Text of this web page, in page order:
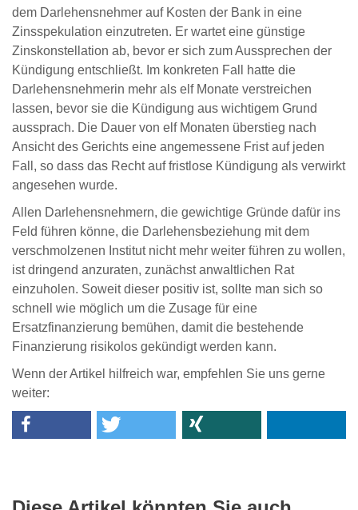
dem Darlehensnehmer auf Kosten der Bank in eine
Zinsspekulation einzutreten. Er wartet eine günstige
Zinskonstellation ab, bevor er sich zum Aussprechen der
Kündigung entschließt. Im konkreten Fall hatte die
Darlehensnehmerin mehr als elf Monate verstreichen
lassen, bevor sie die Kündigung aus wichtigem Grund
aussprach. Die Dauer von elf Monaten überstieg nach
Ansicht des Gerichts eine angemessene Frist auf jeden
Fall, so dass das Recht auf fristlose Kündigung als verwirkt
angesehen wurde.
Allen Darlehensnehmern, die gewichtige Gründe dafür ins
Feld führen könne, die Darlehensbeziehung mit dem
verschmolzenen Institut nicht mehr weiter führen zu wollen,
ist dringend anzuraten, zunächst anwaltlichen Rat
einzuholen. Soweit dieser positiv ist, sollte man sich so
schnell wie möglich um die Zusage für eine
Ersatzfinanzierung bemühen, damit die bestehende
Finanzierung risikolos gekündigt werden kann.
Wenn der Artikel hilfreich war, empfehlen Sie uns gerne
weiter: